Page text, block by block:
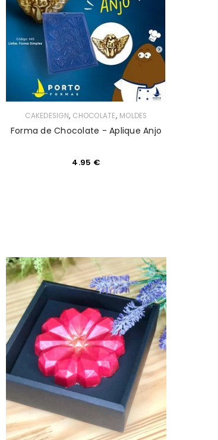
CAKEDESIGN, CHOCOLATE, MOLDES
Forma de Chocolate - Aplique Anjo
4.95 €